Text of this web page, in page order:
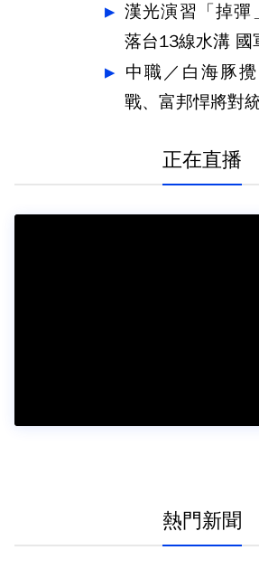
漢光演習「掉彈
落台13線水溝 國
中職／白海豚
戰、富邦悍將對
正在直播
熱門新聞